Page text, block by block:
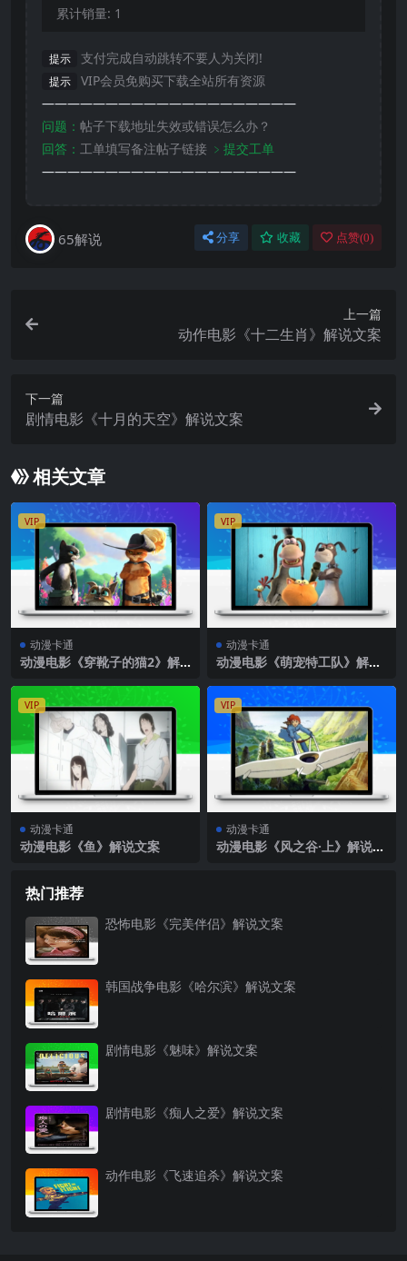
累计销量: 1
提示 支付完成自动跳转不要人为关闭!
提示
VIP会员免购买下载全站所有资源
————————————————————
问题： 帖子下载地址失效或错误怎么办？
回答： 工单填写备注帖子链接 ﹥提交工单
————————————————————
65解说 分享 收藏 点赞(0)
上一篇
动作电影《十二生肖》解说文案
下一篇
剧情电影《十月的天空》解说文案
相关文章
VIP
动漫卡通
动漫电影《穿靴子的猫2》解
VIP
动漫卡通
动漫电影《萌宠特工队》解说
VIP
动漫卡通
动漫电影《鱼》解说文案
VIP
动漫卡通
动漫电影《风之谷·上》解说文
热门推荐
恐怖电影《完美伴侣》解说文案
韩国战争电影《哈尔滨》解说文案
剧情电影《魅味》解说文案
剧情电影《痴人之爱》解说文案
动作电影《飞速追杀》解说文案